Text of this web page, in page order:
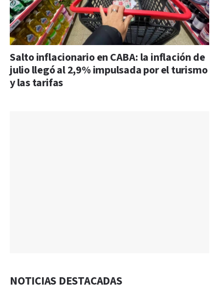
Salto inflacionario en CABA: la inflación de
julio llegó al 2,9% impulsada por el turismo
y las tarifas
NOTICIAS DESTACADAS